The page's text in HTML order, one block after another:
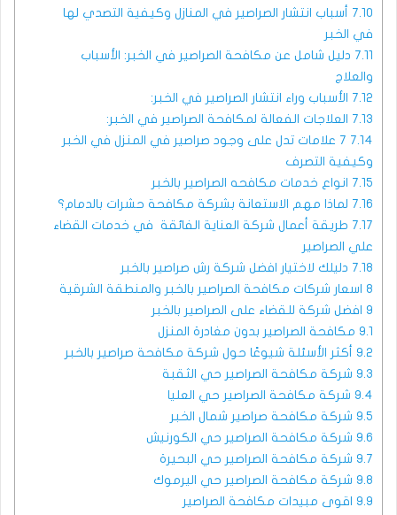
7.10 أسباب انتشار الصراصير في المنازل وكيفية التصدي لها
في الخبر
7.11 دليل شامل عن مكافحة الصراصير في الخبر: الأسباب
والعلاج
7.12 الأسباب وراء انتشار الصراصير في الخبر:
7.13 العلاجات الفعالة لمكافحة الصراصير في الخبر:
7.14
7 علامات تدل على وجود صراصير في المنزل في الخبر
وكيفية التصرف
7.15 انواع خدمات مكافحه الصراصير بالخبر
7.16 لماذا مهم الاستعانة بشركة مكافحة حشرات بالدمام؟
7.17 طريقة أعمال شركة العناية الفائقة في خدمات القضاء
علي الصراصير
7.18 دليلك لاختيار افضل شركة رش صراصير بالخبر
8 اسعار شركات مكافحة الصراصير بالخبر والمنطقة الشرقية
9 افضل شركة للقضاء على الصراصير بالخبر
9.1 مكافحة الصراصير بدون مغادرة المنزل
9.2 أكثر الأسئلة شيوعًا حول شركة مكافحة صراصير بالخبر
9.3 شركة مكافحة الصراصير حي الثقبة
9.4 شركة مكافحة الصراصير حي العليا
9.5 شركة مكافحة صراصير شمال الخبر
9.6 شركة مكافحة الصراصير حي الكورنيش
9.7 شركة مكافحة الصراصير حي البحيرة
9.8 شركة مكافحة الصراصير حي اليرموك
9.9 اقوى مبيدات مكافحة الصراصير